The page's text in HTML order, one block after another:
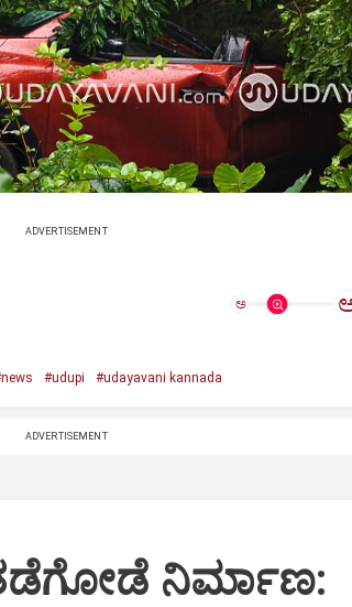
ADVERTISEMENT
ಅ
#udupi #udayavani kannada
ADVERTISEMENT
ನಿರ್ಮಾಣ: